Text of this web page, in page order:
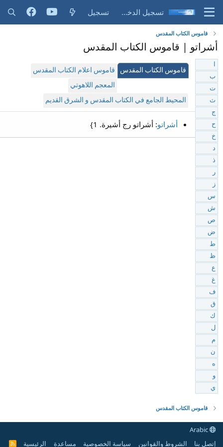
تسجيل الدخول تسجيل
قاموس الكتاب المقدس
أشراتو | قاموس الكتاب المقدس
قاموس الكتاب المقدس
قاموس اعلام الكتاب المقدس
المعجم اللاهوتي
المحيط الجامع في الكتاب المقدس و الشرق القديم
أشراتو: أشراتو رج أشيرة. 1}
ب
ت
ث
ج
ح
خ
د
ذ
ر
ز
س
ش
ص
ض
ط
ظ
ع
غ
ف
ق
ك
ل
م
ن
ه
و
ي
قاموس الكتاب المقدس
إتصل بنا
الشروط والقوانين سياسة الخصوصية مساعدة الرئيسية
R